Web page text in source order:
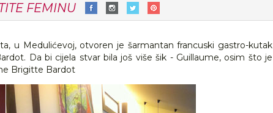
FEMINU
u Medulićevoj, otvoren je šarmantan francuski gastro-kutak
Da bi cijela stvar bila još više šik - Guillaume, osim što je
Brigitte Bardot